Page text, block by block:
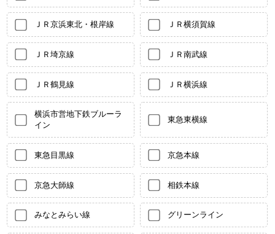
ＪＲ京浜東北・根岸線 ＪＲ横須賀線
ＪＲ埼京線 ＪＲ南武線
ＪＲ鶴見線 ＪＲ横浜線
横浜市営地下鉄ブルーラ
イン
東急東横線
東急目黒線 京急本線
京急大師線 相鉄本線
みなとみらい線 グリーンライン